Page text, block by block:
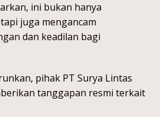
ini bukan hanya
juga mengancam
dan keadilan bagi
pihak PT Surya Lintas
tanggapan resmi terkait